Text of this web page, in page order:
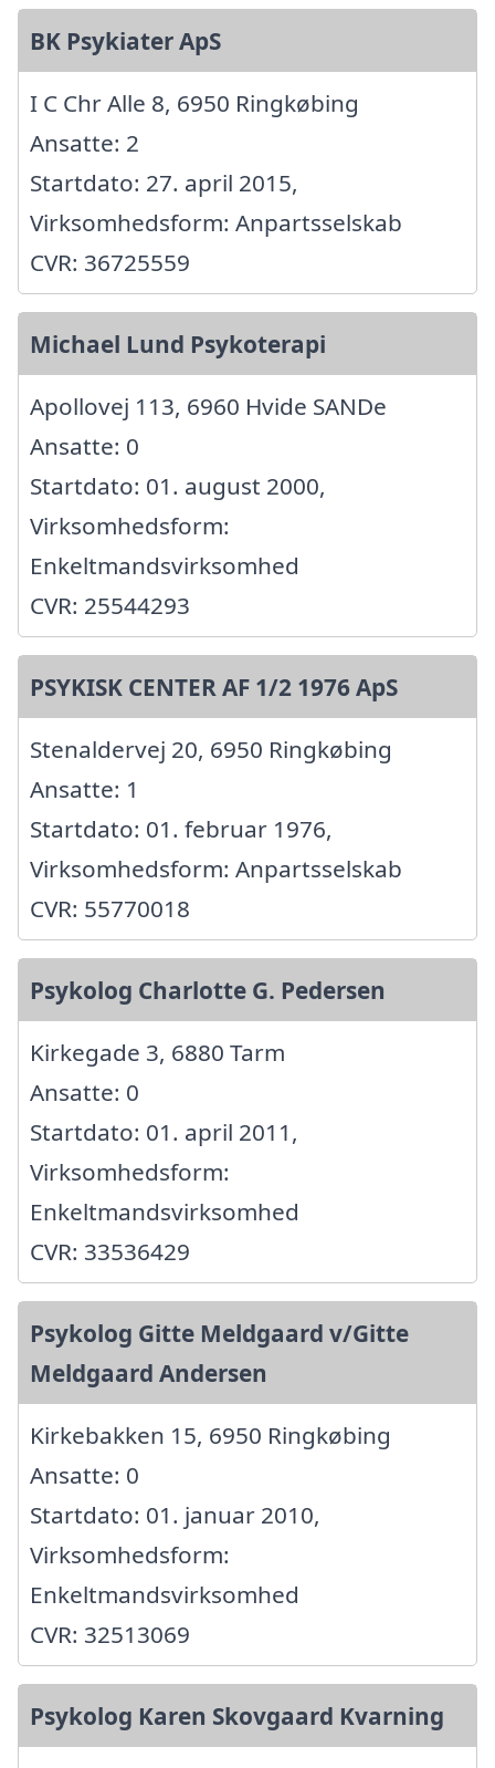
BK Psykiater ApS
I C Chr Alle 8, 6950 Ringkøbing
Ansatte: 2
Startdato: 27. april 2015,
Virksomhedsform: Anpartsselskab
CVR: 36725559
Michael Lund Psykoterapi
Apollovej 113, 6960 Hvide SANDe
Ansatte: 0
Startdato: 01. august 2000,
Virksomhedsform:
Enkeltmandsvirksomhed
CVR: 25544293
PSYKISK CENTER AF 1/2 1976 ApS
Stenaldervej 20, 6950 Ringkøbing
Ansatte: 1
Startdato: 01. februar 1976,
Virksomhedsform: Anpartsselskab
CVR: 55770018
Psykolog Charlotte G. Pedersen
Kirkegade 3, 6880 Tarm
Ansatte: 0
Startdato: 01. april 2011,
Virksomhedsform:
Enkeltmandsvirksomhed
CVR: 33536429
Psykolog Gitte Meldgaard v/Gitte
Meldgaard Andersen
Kirkebakken 15, 6950 Ringkøbing
Ansatte: 0
Startdato: 01. januar 2010,
Virksomhedsform:
Enkeltmandsvirksomhed
CVR: 32513069
Psykolog Karen Skovgaard Kvarning